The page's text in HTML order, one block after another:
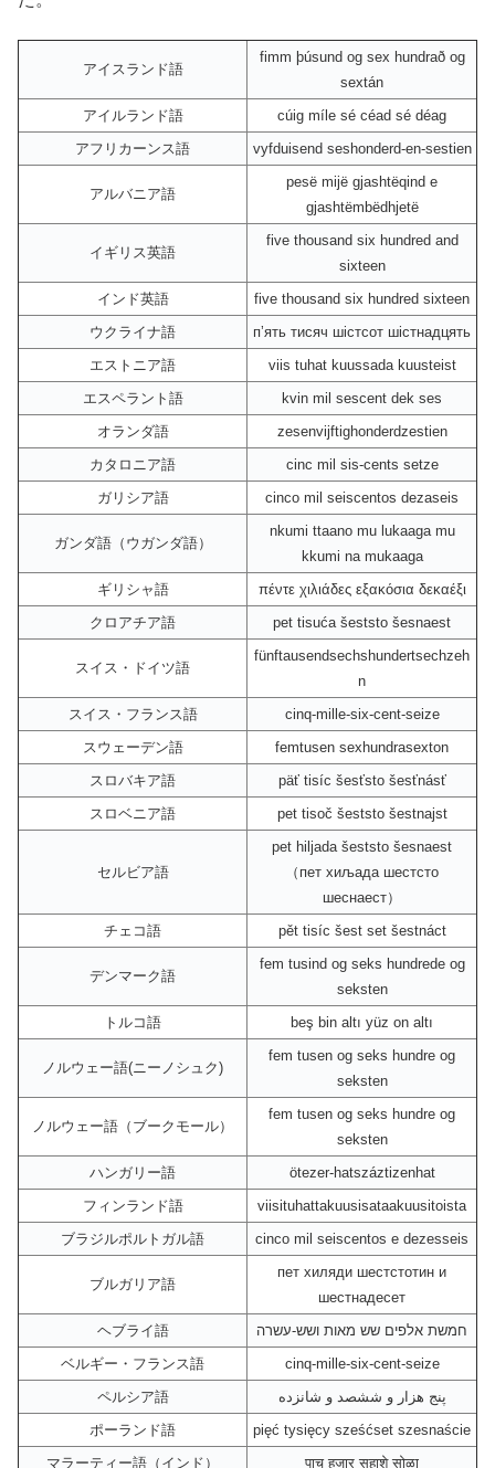
アイスランド語
fimm þúsund og sex hundrað og
sextán
アイルランド語
cúig míle sé céad sé déag
アフリカーンス語
vyfduisend seshonderd-en-sestien
アルバニア語
pesë mijë gjashtëqind e
gjashtëmbëdhjetë
イギリス英語
five thousand six hundred and
sixteen
インド英語
five thousand six hundred sixteen
ウクライナ語
пʼять тисяч шістсот шістнадцять
エストニア語
viis tuhat kuussada kuusteist
エスペラント語
kvin mil sescent dek ses
オランダ語
zesenvijftighonderdzestien
カタロニア語
cinc mil sis-cents setze
ガリシア語
cinco mil seiscentos dezaseis
ガンダ語（ウガンダ語）
nkumi ttaano mu lukaaga mu
kkumi na mukaaga
ギリシャ語
πέντε χιλιάδες εξακόσια δεκαέξι
クロアチア語
pet tisuća šeststo šesnaest
スイス・ドイツ語
fünftausendsechshundertsechzeh
n
スイス・フランス語
cinq-mille-six-cent-seize
スウェーデン語
femtusen sexhundrasexton
スロバキア語
päť tisíc šesťsto šesťnásť
スロベニア語
pet tisoč šeststo šestnajst
セルビア語
pet hiljada šeststo šesnaest
（пет хиљада шестсто
шеснаест）
チェコ語
pět tisíc šest set šestnáct
デンマーク語
fem tusind og seks hundrede og
seksten
トルコ語
beş bin altı yüz on altı
ノルウェー語(ニーノシュク)
fem tusen og seks hundre og
seksten
ノルウェー語（ブークモール）
fem tusen og seks hundre og
seksten
ハンガリー語
ötezer-hatszáztizenhat
フィンランド語
viisituhattakuusisataakuusitoista
ブラジルポルトガル語
cinco mil seiscentos e dezesseis
ブルガリア語
пет хиляди шестстотин и
шестнадесет
ヘブライ語
חמשת אלפים שש מאות ושש-עשרה
ベルギー・フランス語
cinq-mille-six-cent-seize
ペルシア語
پنج هزار و ششصد و شانزده
ポーランド語
pięć tysięcy sześćset szesnaście
マラーティー語（インド）
पाच हजार सहाशे सोळा